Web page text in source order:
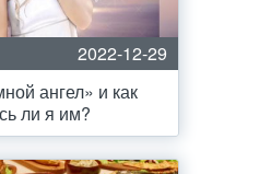
2022-12-29
ангел» и как
ли я им?